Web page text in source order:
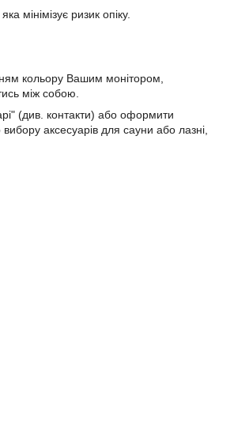
мінімізує ризик опіку.
кольору Вашим монітором,
між собою.
(див. контакти) або оформити
аксесуарів для сауни або лазні,